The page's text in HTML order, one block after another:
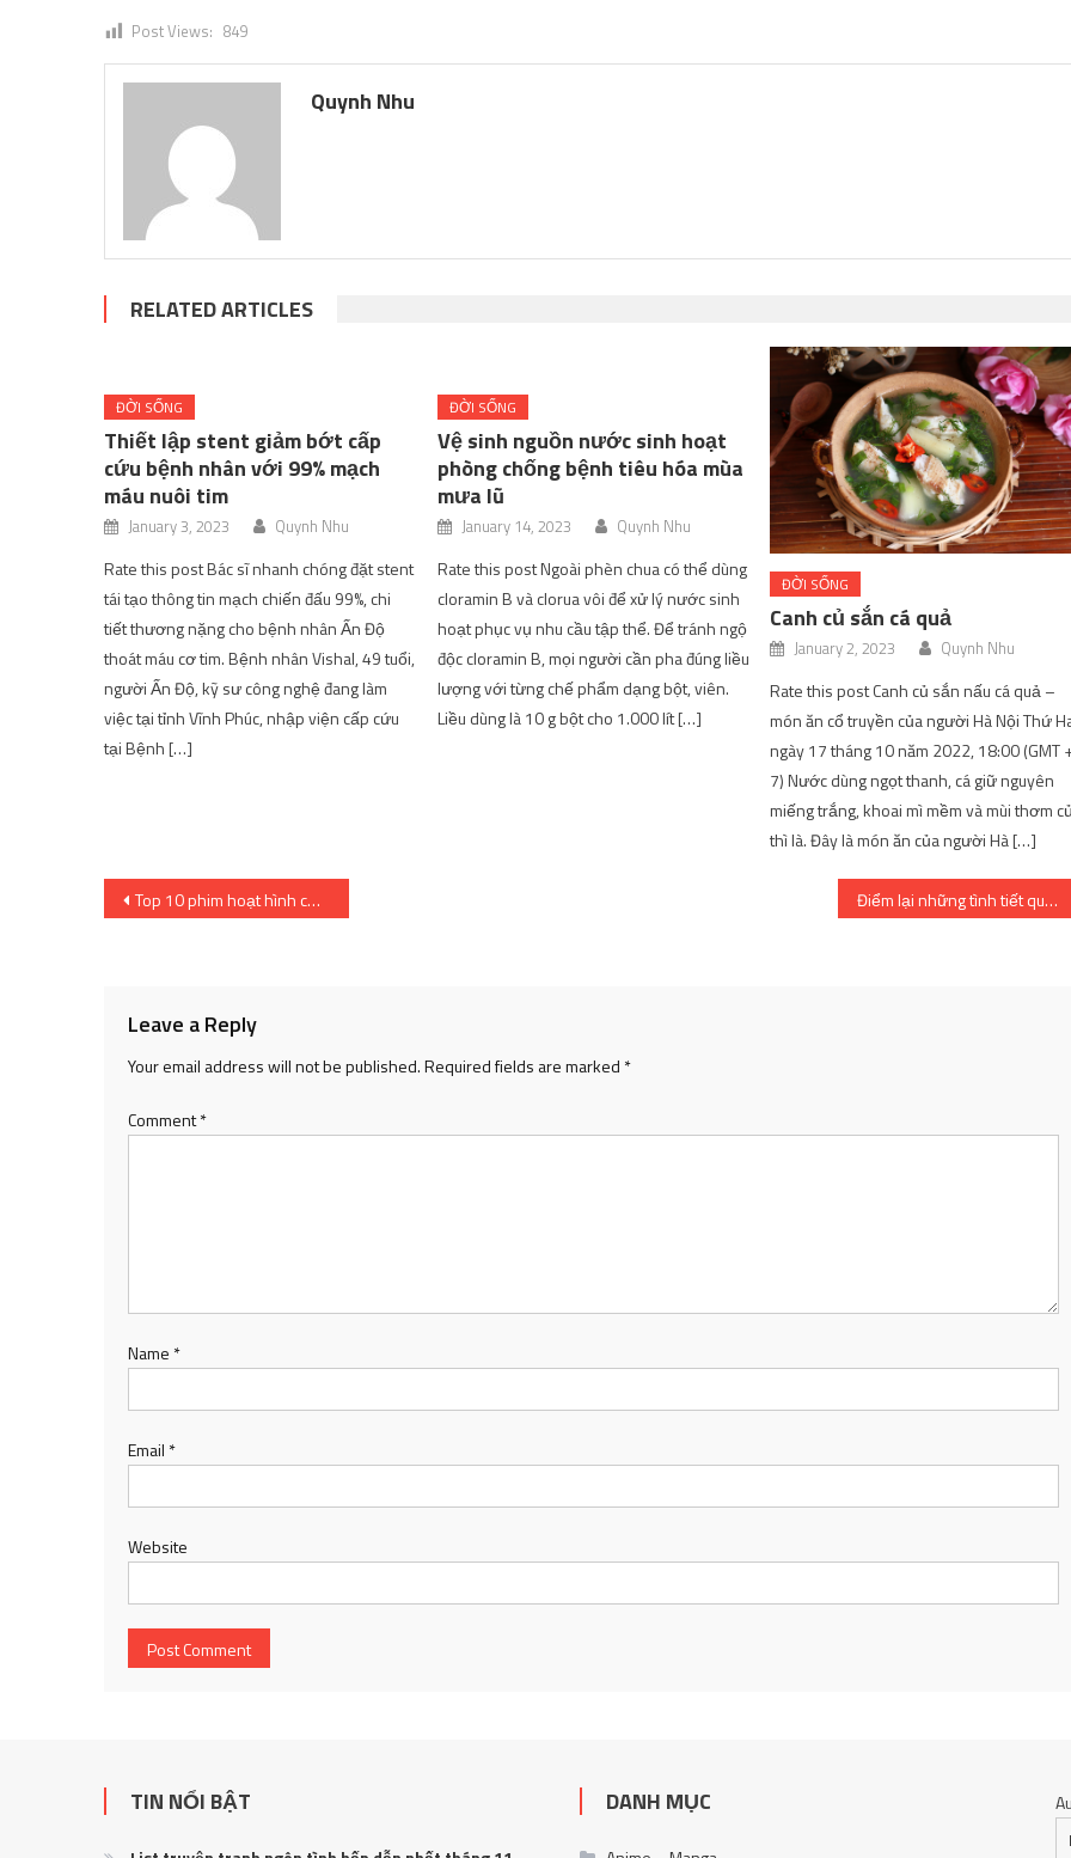
Post Views: 849
Quynh Nhu
RELATED ARTICLES
ĐỜI SỐNG
Thiết lập stent giảm bớt cấp
cứu bệnh nhân với 99% mạch
máu nuôi tim
January 3, 2023 Quynh Nhu
Rate this post Bác sĩ nhanh chóng đặt stent
tái tạo thông tin mạch chiến đấu 99%, chi
tiết thương nặng cho bệnh nhân Ấn Độ
thoát máu cơ tim. Bệnh nhân Vishal, 49 tuổi,
người Ấn Độ, kỹ sư công nghệ đang làm
việc tại tỉnh Vĩnh Phúc, nhập viện cấp cứu
tại Bệnh […]
ĐỜI SỐNG
Vệ sinh nguồn nước sinh hoạt
phòng chống bệnh tiêu hóa mùa
mưa lũ
January 14, 2023 Quynh Nhu
Rate this post Ngoài phèn chua có thể dùng
cloramin B và clorua vôi để xử lý nước sinh
hoạt phục vụ nhu cầu tập thể. Để tránh ngộ
độc cloramin B, mọi người cần pha đúng liều
lượng với từng chế phẩm dạng bột, viên.
Liều dùng là 10 g bột cho 1.000 lít […]
ĐỜI SỐNG
Canh củ sắn cá quả
January 2, 2023 Quynh Nhu
Rate this post Canh củ sắn nấu cá quả –
món ăn cổ truyền của người Hà Nội Thứ
ngày 17 tháng 10 năm 2022, 18:00 (GMT
7) Nước dùng ngọt thanh, cá giữ nguyên
miếng trắng, khoai mì mềm và mùi thơm
thì là. Đây là món ăn của người Hà […]
Post
Top 10 phim hoạt hình cảm động nhất Điểm lại những tình tiết quan trọng đã xảy ra trong thế giới anime / manga tuần trước (26 tháng 9
Leave a Reply
Your email address will not be published.Required fields are marked *
Comment*
Name *
Email *
Website
TIN NỔI BẬT DANH MỤC